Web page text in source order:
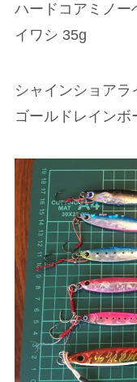
ハードコアミノー
イワシ 35g
シャインショア
ゴールドレインボ